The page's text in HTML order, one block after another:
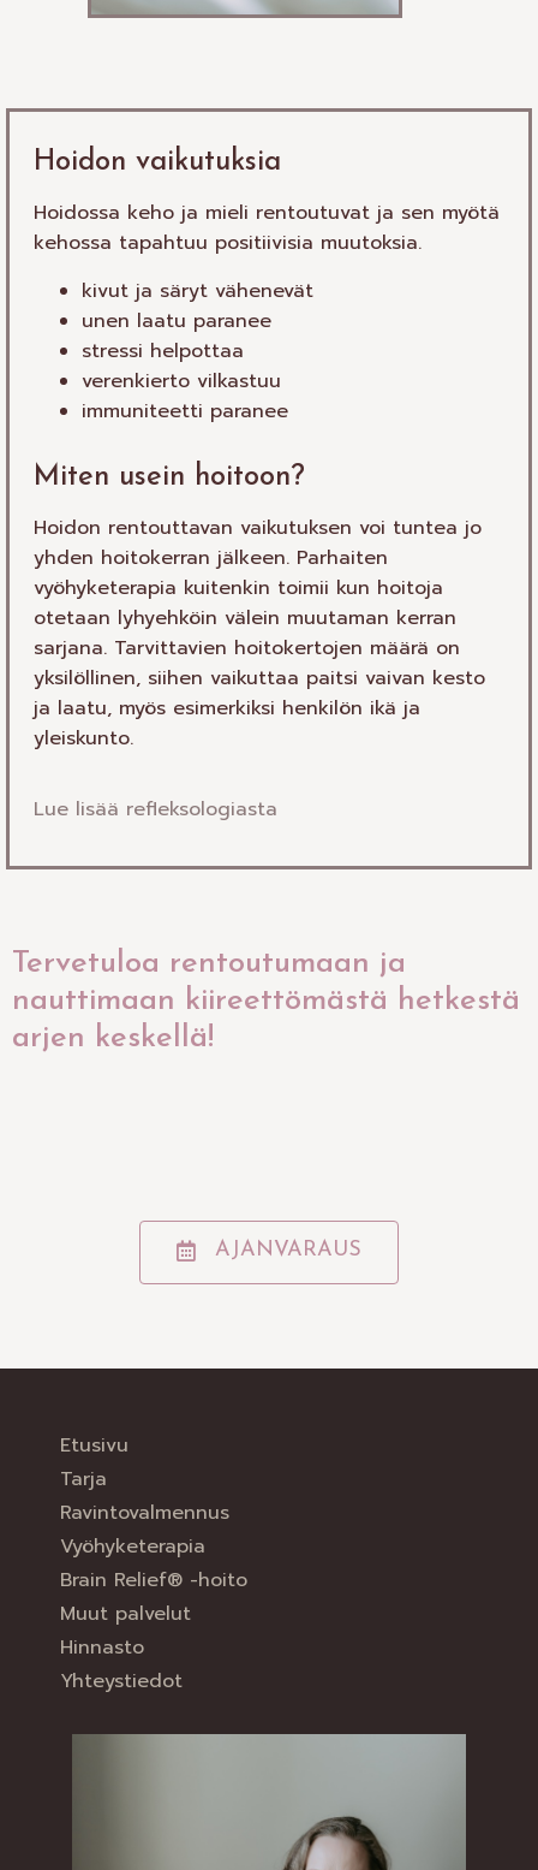
Hoidon vaikutuksia
Hoidossa keho ja mieli rentoutuvat ja sen myötä
kehossa tapahtuu positiivisia muutoksia.
kivut ja säryt vähenevät
unen laatu paranee
stressi helpottaa
verenkierto vilkastuu
immuniteetti paranee
Miten usein hoitoon?
Hoidon rentouttavan vaikutuksen voi tuntea jo
yhden hoitokerran jälkeen. Parhaiten
vyöhyketerapia kuitenkin toimii kun hoitoja
otetaan lyhyehköin välein muutaman kerran
sarjana. Tarvittavien hoitokertojen määrä on
yksilöllinen, siihen vaikuttaa paitsi vaivan kesto
ja laatu, myös esimerkiksi henkilön ikä ja
yleiskunto.
Lue lisää refleksologiasta
Tervetuloa rentoutumaan ja
nauttimaan kiireettömästä hetkestä
arjen keskellä!
AJANVARAUS
Etusivu
Tarja
Ravintovalmennus
Vyöhyketerapia
Brain Relief® -hoito
Muut palvelut
Hinnasto
Yhteystiedot